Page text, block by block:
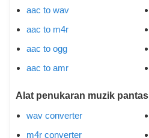
aac to wav
aac to m4r
aac to ogg
aac to amr
Alat penukaran muzik pantas
wav converter
m4r converter